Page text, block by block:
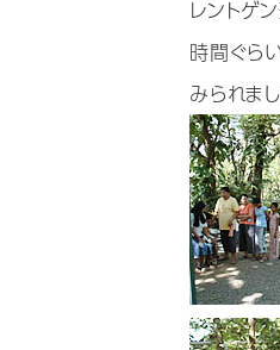
レントゲ
時間ぐら
みられま